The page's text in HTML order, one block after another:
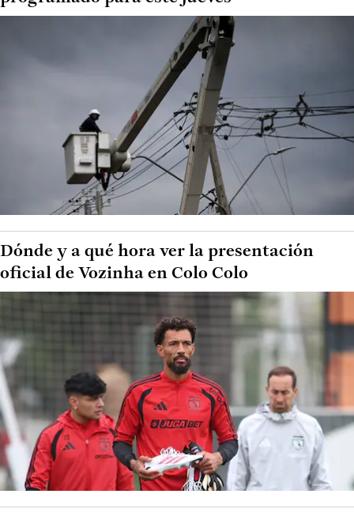
Dónde y a qué hora ver la presentación
oficial de Vozinha en Colo Colo